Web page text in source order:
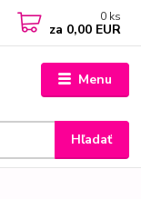
Menu
Hľadať
0 ks
za 0,00 EUR